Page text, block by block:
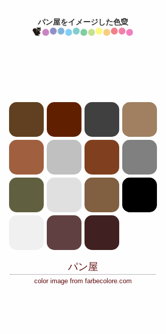
パン屋をイメージした色🧝
パン屋
color image from farbecolore.com